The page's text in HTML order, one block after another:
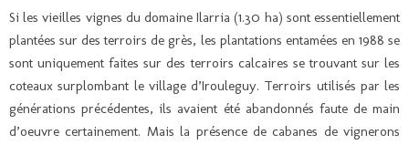
Si les vieilles vignes du domaine Ilarria (1.30 ha) sont essentiellement
plantées sur des terroirs de grès, les plantations entamées en 1988 se
sont uniquement faites sur des terroirs calcaires se trouvant sur les
coteaux surplombant le village d’Irouleguy. Terroirs utilisés par les
générations précédentes, ils avaient été abandonnés faute de main
d’oeuvre certainement. Mais la présence de cabanes de vignerons